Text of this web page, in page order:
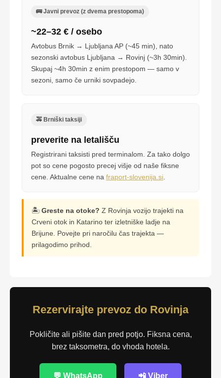
🚌 Javni prevoz (z dvema prestopoma)
~22–32 € / osebo
Avtobus Brnik → Ljubljana AP (~45 min), nato
sezonski avtobus Ljubljana → Rovinj (~3h 30min).
Skupaj ~4h 30min z enim prestopom — samo v
sezoni, samo če urniki sovpadejo.
🚕 Brniški taksiji
preverite na letališču
Registrirani taksisti pred terminalom. Za tako dolgo
pot so cene pogosto precej višje od naše fiksne
cene. Aktualne cene na fraport-slovenija.si
🏝️ Greste na otoke? Z Rovinja vozijo trajekti na
Crveni otok in Katarino ter izletniške ladje na
Brijune. Povejte pri naročilu čas trajekta —
prilagodimo prihod.
Rezervirajte prevoz do Rovinja
Pokličite ali pišite dan pred potjo. Fiksna cena,
brez taksometra, do vhoda hotela.
💬 WhatsApp 📲 Viber